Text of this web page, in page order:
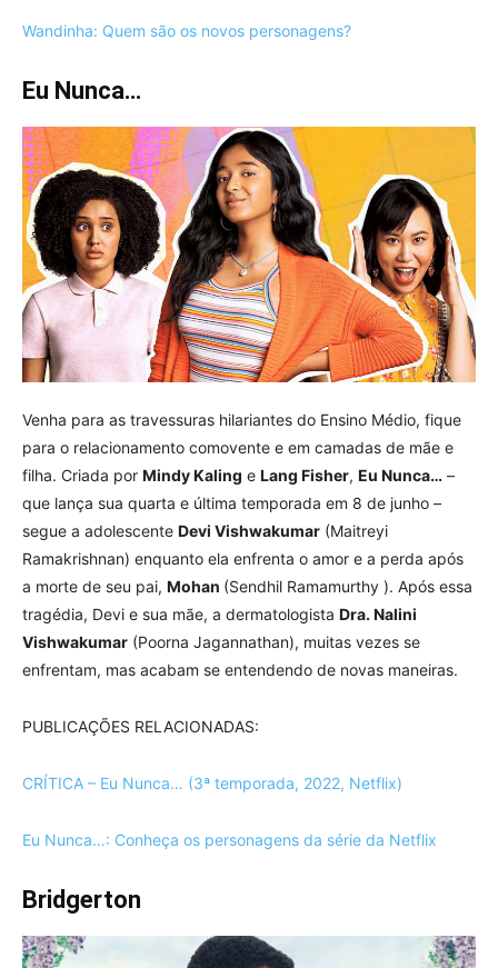
Wandinha: Quem são os novos personagens?
Eu Nunca…
Venha para as travessuras hilariantes do Ensino Médio, fique
para o relacionamento comovente e em camadas de mãe e
filha. Criada por Mindy Kaling e Lang Fisher, Eu Nunca… –
que lança sua quarta e última temporada em 8 de junho –
segue a adolescente Devi Vishwakumar (Maitreyi
Ramakrishnan) enquanto ela enfrenta o amor e a perda após
a morte de seu pai, Mohan (Sendhil Ramamurthy ). Após essa
tragédia, Devi e sua mãe, a dermatologista Dra. Nalini
Vishwakumar (Poorna Jagannathan), muitas vezes se
enfrentam, mas acabam se entendendo de novas maneiras.
PUBLICAÇÕES RELACIONADAS:
CRÍTICA – Eu Nunca… (3ª temporada, 2022, Netflix)
Eu Nunca…: Conheça os personagens da série da Netflix
Bridgerton